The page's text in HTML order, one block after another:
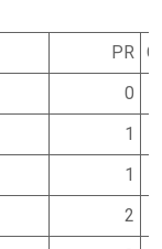
PR
0
1
1
2